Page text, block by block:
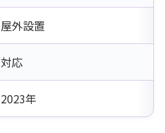
屋外設置
対応
2023年